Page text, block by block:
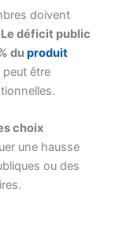
doivent
Le déficit public
duproduit
peut être
choix
une hausse
ou des